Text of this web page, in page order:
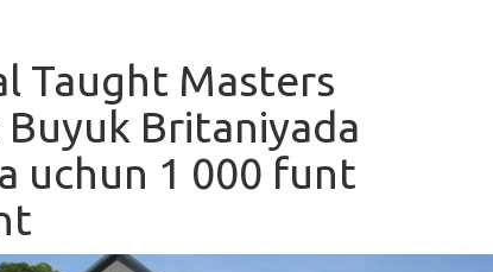
Taught Masters
Britaniyada
uchun 1 000 funt